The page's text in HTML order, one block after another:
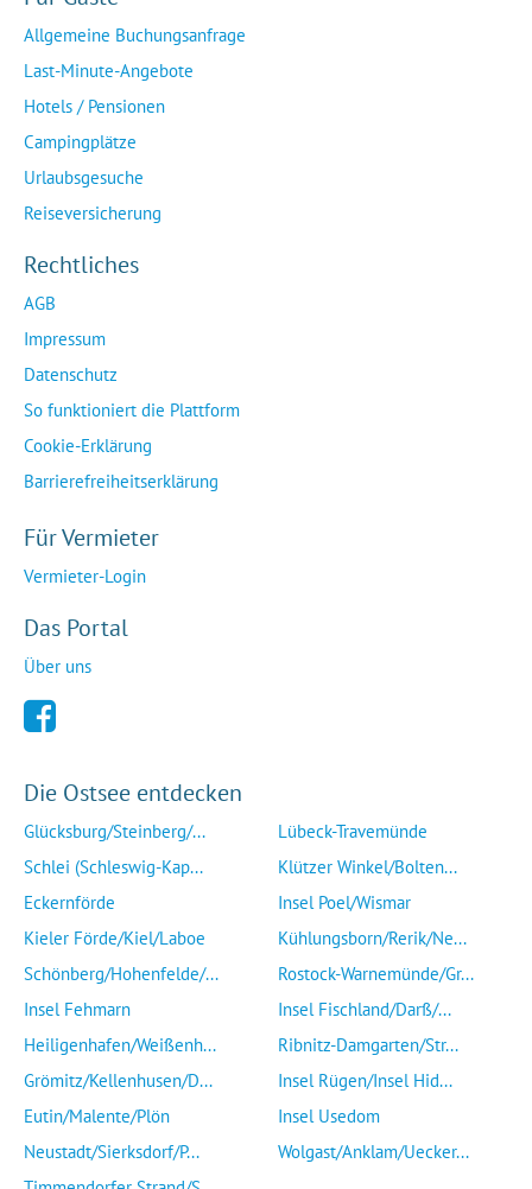
Allgemeine Buchungsanfrage
Last-Minute-Angebote
Hotels / Pensionen
Campingplätze
Urlaubsgesuche
Reiseversicherung
Rechtliches
AGB
Impressum
Datenschutz
So funktioniert die Plattform
Cookie-Erklärung
Barrierefreiheitserklärung
Für Vermieter
Vermieter-Login
Das Portal
Über uns
Die Ostsee entdecken
Glücksburg/Steinberg/...
Schlei (Schleswig-Kap...
Eckernförde
Kieler Förde/Kiel/Laboe
Schönberg/Hohenfelde/...
Insel Fehmarn
Heiligenhafen/Weißenh...
Grömitz/Kellenhusen/D...
Eutin/Malente/Plön
Neustadt/Sierksdorf/P...
Lübeck-Travemünde
Klützer Winkel/Bolten...
Insel Poel/Wismar
Kühlungsborn/Rerik/Ne...
Rostock-Warnemünde/Gr...
Insel Fischland/Darß/...
Ribnitz-Damgarten/Str...
Insel Rügen/Insel Hid...
Insel Usedom
Wolgast/Anklam/Uecker...